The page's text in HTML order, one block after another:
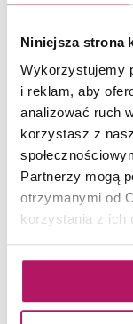
Niniejsza strona
Wykorzystujemy
i reklam, aby
analizować ruch
korzystasz z
Partnerzy mogą
otrzymanymi od
korzystania z ich